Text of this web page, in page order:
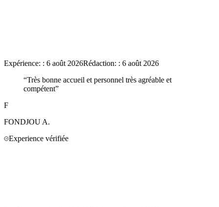
Expérience: : 6 août 2026Rédaction: : 6 août 2026
“Très bonne accueil et personnel très agréable et
compétent”
F
FONDJOU A.
Experience vérifiée